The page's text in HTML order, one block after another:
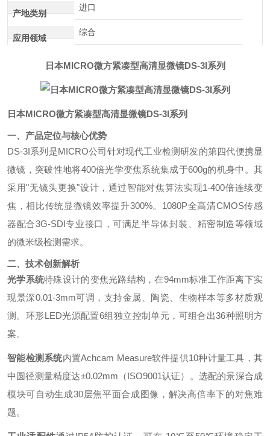
产地类别
进口
应用领域
综合
日本MICRO微方紧凑型高清显微镜DS-3I系列
日本MICRO微方紧凑型高清显微镜DS-3I系列
一、产品定位与核心优势
DS-3I系列是MICRO公司针对现代工业检测研发的第四代便携显
微镜，突破性地将400倍光学变焦系统集成于600g的机身中。其
采用"无镜头更换"设计，通过智能对焦算法实现1-400倍连续变
焦，相比传统显微镜效率提升300%。1080P全高清CMOS传感
器配合3G-SDI专业接口，可满足半导体封装、精密制造等领域
的微米级检测需求。
二、技术创新解析
光学系统特殊设计的变焦光路结构，在94mm标准工作距离下实
现景深0.01-3mm可调，支持金属、陶瓷、生物样本等多材质观
测。环形LED光源配置6组独立控制单元，可组合出36种照明方
案。
智能检测系统内置Achcam Measure软件提供10种计量工具，其
中圆径测量精度达±0.02mm（ISO9001认证）。选配的景深合成
模块可自动生成30层焦平面合成图像，解决高倍率下的对焦难
题。